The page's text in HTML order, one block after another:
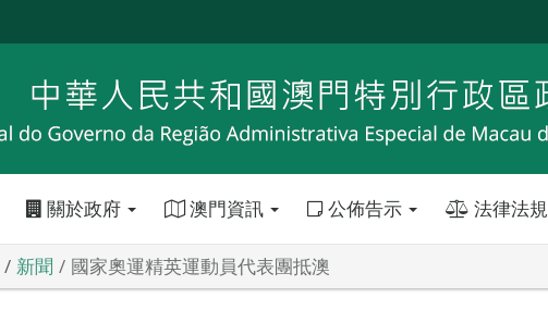
關於政府 澳門資訊 公佈告示 法律法規
新聞 國家奧運精英運動員代表團抵澳